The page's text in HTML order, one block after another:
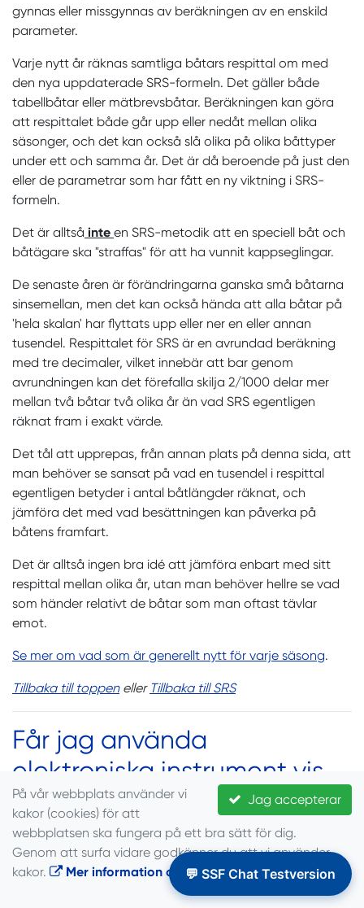
gynnas eller missgynnas av beräkningen av en enskild
parameter.
Varje nytt år räknas samtliga båtars respittal om med
den nya uppdaterade SRS-formeln. Det gäller både
tabellbåtar eller mätbrevsbåtar. Beräkningen kan göra
att respittalet både går upp eller nedåt mellan olika
säsonger, och det kan också slå olika på olika båttyper
under ett och samma år. Det är då beroende på just den
eller de parametrar som har fått en ny viktning i SRS-
formeln.
Det är alltså inte en SRS-metodik att en speciell båt och
båtägare ska "straffas" för att ha vunnit kappseglingar.
De senaste åren är förändringarna ganska små båtarna
sinsemellan, men det kan också hända att alla båtar på
'hela skalan' har flyttats upp eller ner en eller annan
tusendel. Respittalet för SRS är en avrundad beräkning
med tre decimaler, vilket innebär att bar genom
avrundningen kan det förefalla skilja 2/1000 delar mer
mellan två båtar två olika år än vad SRS egentligen
räknat fram i exakt värde.
Det tål att upprepas, från annan plats på denna sida, att
man behöver se sansat på vad en tusendel i respittal
egentligen betyder i antal båtlängder räknat, och
jämföra det med vad besättningen kan påverka på
båtens framfart.
Det är alltså ingen bra idé att jämföra enbart med sitt
respittal mellan olika år, utan man behöver hellre se vad
som händer relativt de båtar som man oftast tävlar
emot.
Se mer om vad som är generellt nytt för varje säsong.
Tillbaka till toppeneller Tillbaka till SRS
Får jag använda
elektroniska instrument vis
SRS-kappsegling?
Elektronisk utrustning för navigation och kommunikation
får alltid användas under förutsättning att användandet
inte bryter mot KSR 41. Detta gäller även för klassbåtar i
vilka båttypens klassregler förbjuder sådan utrustning.
💬 SSF Chat Testversion
Jag accepterar
På vår webbplats använder vi
kakor (cookies) för att
webbplatsen ska fungera på ett bra sätt för dig.
Genom att surfa vidare godkänner du att vi använder
kakor.
Mer information om cookies.